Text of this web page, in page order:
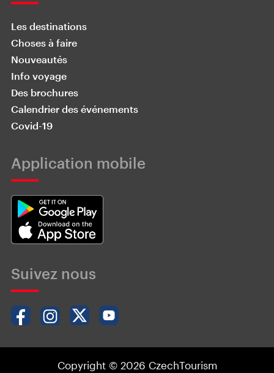
Les destinations
Choses à faire
Nouveautés
Info voyage
Des brochures
Calendrier des événements
Covid-19
Application mobile
Suivez nous
Copyright © 2026 CzechTourism